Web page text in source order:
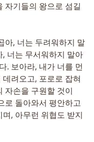
자기들의 왕으로 섬길
아, 너는 두려워하지 말
, 너는 무서워하지 말아
. 보아라, 내가 너를 먼
려오고, 포로로 잡혀
자손을 구원할 것이
로 돌아와서 평안하고
, 아무런 위협도 받지